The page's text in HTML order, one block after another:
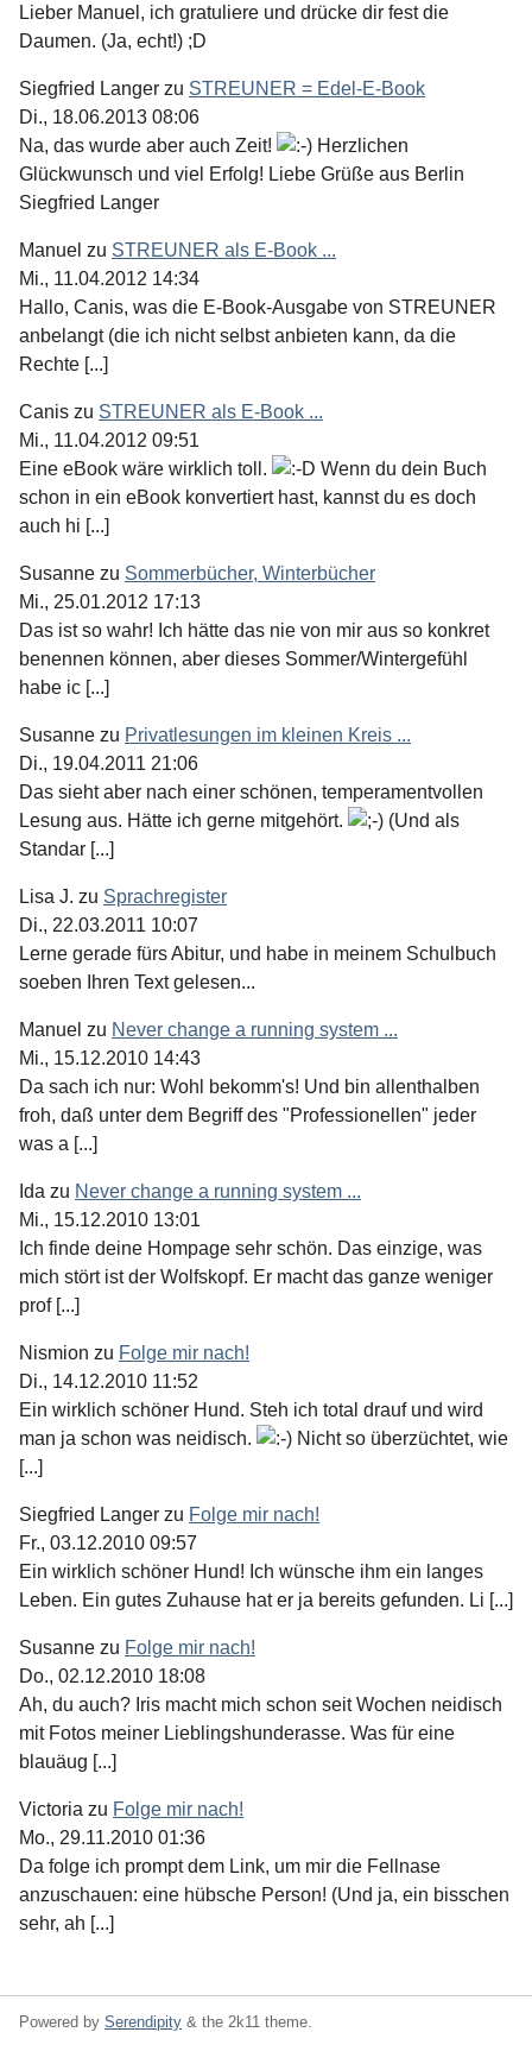
Lieber Manuel, ich gratuliere und drücke dir fest die
Daumen. (Ja, echt!) ;D
Siegfried Langer zu STREUNER = Edel-E-Book
Di., 18.06.2013 08:06
Na, das wurde aber auch Zeit!
Herzlichen
Glückwunsch und viel Erfolg! Liebe Grüße aus Berlin
Siegfried Langer
Manuel zu STREUNER als E-Book ...
Mi., 11.04.2012 14:34
Hallo, Canis, was die E-Book-Ausgabe von STREUNER
anbelangt (die ich nicht selbst anbieten kann, da die
Rechte [...]
Canis zu STREUNER als E-Book ...
Mi., 11.04.2012 09:51
Eine eBook wäre wirklich toll.
Wenn du dein Buch
schon in ein eBook konvertiert hast, kannst du es doch
auch hi [...]
Susanne zu Sommerbücher, Winterbücher
Mi., 25.01.2012 17:13
Das ist so wahr! Ich hätte das nie von mir aus so konkret
benennen können, aber dieses Sommer/Wintergefühl
habe ic [...]
Susanne zu Privatlesungen im kleinen Kreis ...
Di., 19.04.2011 21:06
Das sieht aber nach einer schönen, temperamentvollen
Lesung aus. Hätte ich gerne mitgehört.
(Und als
Standar [...]
Lisa J. zu Sprachregister
Di., 22.03.2011 10:07
Lerne gerade fürs Abitur, und habe in meinem Schulbuch
soeben Ihren Text gelesen...
Manuel zu Never change a running system ...
Mi., 15.12.2010 14:43
Da sach ich nur: Wohl bekomm's! Und bin allenthalben
froh, daß unter dem Begriff des "Professionellen" jeder
was a [...]
Ida zu Never change a running system ...
Mi., 15.12.2010 13:01
Ich finde deine Hompage sehr schön. Das einzige, was
mich stört ist der Wolfskopf. Er macht das ganze weniger
prof [...]
Nismion zu Folge mir nach!
Di., 14.12.2010 11:52
Ein wirklich schöner Hund. Steh ich total drauf und wird
man ja schon was neidisch.
Nicht so überzüchtet, wie
[...]
Siegfried Langer zu Folge mir nach!
Fr., 03.12.2010 09:57
Ein wirklich schöner Hund! Ich wünsche ihm ein langes
Leben. Ein gutes Zuhause hat er ja bereits gefunden. Li [...]
Susanne zu Folge mir nach!
Do., 02.12.2010 18:08
Ah, du auch? Iris macht mich schon seit Wochen neidisch
mit Fotos meiner Lieblingshunderasse. Was für eine
blauäug [...]
Victoria zu Folge mir nach!
Mo., 29.11.2010 01:36
Da folge ich prompt dem Link, um mir die Fellnase
anzuschauen: eine hübsche Person! (Und ja, ein bisschen
sehr, ah [...]
Powered by Serendipity & the 2k11 theme.